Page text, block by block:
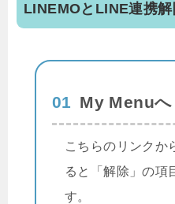
LINEMOとLINE連携
01 My Menu
こちらのリンクか
ると「解除」の項
す。